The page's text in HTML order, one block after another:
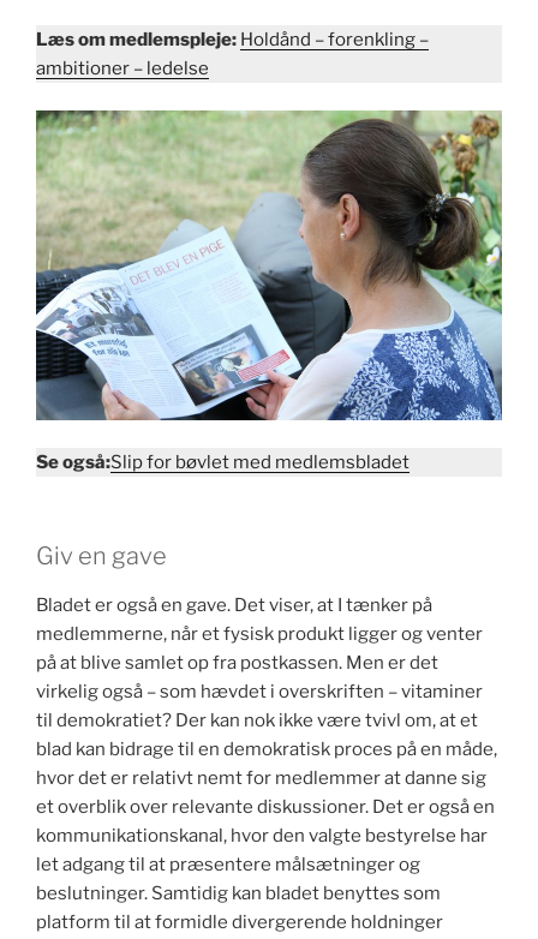
Læs om medlemspleje: Holdånd – forenkling –
ambitioner – ledelse
Se også:Slip for bøvlet med medlemsbladet
Giv en gave
Bladet er også en gave. Det viser, at I tænker på
medlemmerne, når et fysisk produkt ligger og venter
på at blive samlet op fra postkassen. Men er det
virkelig også – som hævdet i overskriften – vitaminer
til demokratiet? Der kan nok ikke være tvivl om, at et
blad kan bidrage til en demokratisk proces på en måde,
hvor det er relativt nemt for medlemmer at danne sig
et overblik over relevante diskussioner. Det er også en
kommunikationskanal, hvor den valgte bestyrelse har
let adgang til at præsentere målsætninger og
beslutninger. Samtidig kan bladet benyttes som
platform til at formidle divergerende holdninger